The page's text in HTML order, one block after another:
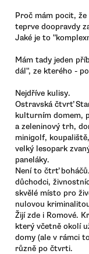
Proč mám pocit,
teprve doopravdy
Jaké je to
Mám tady jeden
dál", ze kterého -
Nejdříve kulisy.
Ostravská čtvrť
kulturním domem,
a zeleninový trh,
minigolf,
velký lesopark
paneláky.
Není to čtrť
důchodci,
skvělé místo pro
nulovou
Žijí zde i Romové.
který včetně okolí
domy (ale v rámci
různě po čtvrti.